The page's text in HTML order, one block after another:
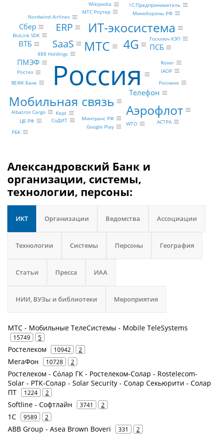
Россия
4G
Мобильная связь
МТС
Аэрофлот
ИТ-экосистема
SaaS
ERP
Сбер
Телефон
ВТБ
ПСБ
ПМЭФ
888 Holdings
Albatros Cargo Kept
Nordwind Airlines
Ростех
ВЕФК Банк
ЦБ РФ Минтранс РФ
Минобороны РФ
Роснано
СоДИТ
IAOP
WTO АСТРА
BioLink SDK
Rover
Госключ КЭП
1С:Предприниматель
МТС Роутер
Google Play
Wikipedia
РБК
Александровский Банк и
организации, системы,
технологии, персоны:
ИКТ Организации Ведомства Ассоциации
Технологии Системы Персоны География
Статьи Пресса ИАА
НИИ, ВУЗы и библиотеки Мероприятия
МТС - Мобильные ТелеСистемы - Mobile TeleSystems
15749 5
Ростелеком 10942 2
МегаФон 10728 2
Ростелеком - Сόлар ГК - Ростелеком-Солар - Rostelecom-
Solar - РТК-Солар - Solar Security - Солар Секьюрити - Солар
ПТ
1224 2
Softline - Софтлайн 3741 2
1С 9589 2
ABB Group - Asea Brown Boveri 331 2